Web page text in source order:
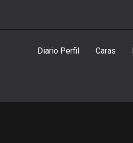
Diario Perfil Caras